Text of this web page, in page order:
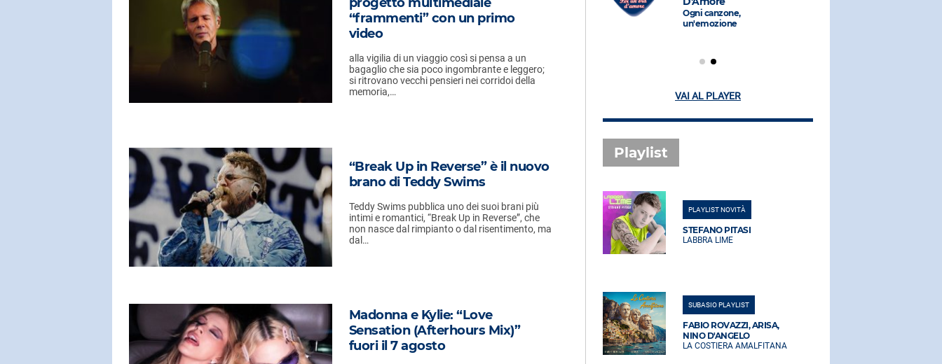
“frammenti” con un primo
video
alla vigilia di un viaggio così si pensa a un
bagaglio che sia poco ingombrante e leggero;
si ritrovano vecchi pensieri nei corridoi della
memoria,…
“Break Up in Reverse” è il nuovo
brano di Teddy Swims
Teddy Swims pubblica uno dei suoi brani più
intimi e romantici, “Break Up in Reverse”, che
non nasce dal rimpianto o dal risentimento, ma
dal…
Madonna e Kylie: “Love
Sensation (Afterhours Mix)”
fuori il 7 agosto
un'emozione
L'estate Addosso (federico
Scavo Remix Radio Edit)
Ogni canzone,
un'emozione
VAI AL PLAYER
Playlist
PLAYLIST NOVITÀ
STEFANO PITASI
FABIO ROVAZZI, ARISA,
NINO D'ANGELO
PLAYLIST NOVITÀ
STEFANO PITASI
LABBRA LIME
SUBASIO PLAYLIST
FABIO ROVAZZI, ARISA,
NINO D'ANGELO
LA COSTIERA AMALFITANA